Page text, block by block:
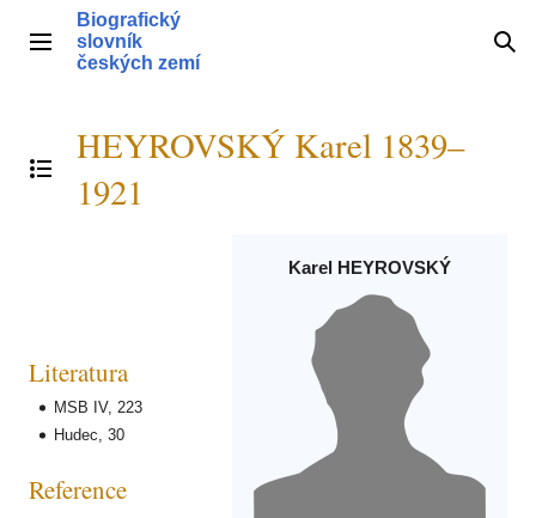
obsahHlavní menu
Biografický
slovník
českých zemí
Přepnout obsah
HEYROVSKÝ Karel 1839–
1921
Karel HEYROVSKÝ
Literatura
MSB IV, 223
Hudec, 30
Reference